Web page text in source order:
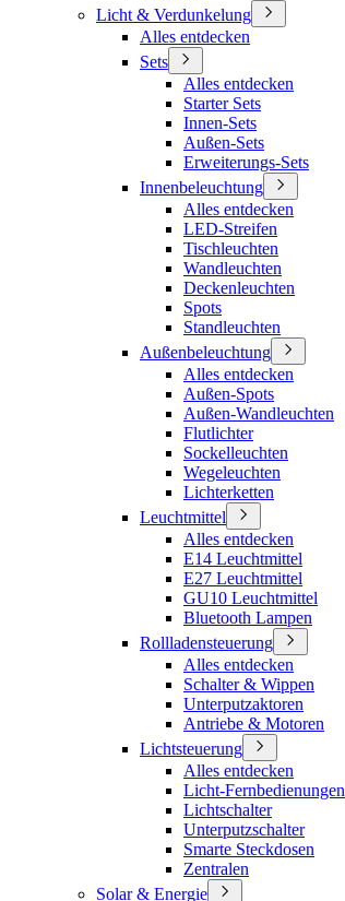
Licht & Verdunkelung
Alles entdecken
Sets
Alles entdecken
Starter Sets
Innen-Sets
Außen-Sets
Erweiterungs-Sets
Innenbeleuchtung
Alles entdecken
LED-Streifen
Tischleuchten
Wandleuchten
Deckenleuchten
Spots
Standleuchten
Außenbeleuchtung
Alles entdecken
Außen-Spots
Außen-Wandleuchten
Flutlichter
Sockelleuchten
Wegeleuchten
Lichterketten
Leuchtmittel
Alles entdecken
E14 Leuchtmittel
E27 Leuchtmittel
GU10 Leuchtmittel
Bluetooth Lampen
Rollladensteuerung
Alles entdecken
Schalter & Wippen
Unterputzaktoren
Antriebe & Motoren
Lichtsteuerung
Alles entdecken
Licht-Fernbedienungen
Lichtschalter
Unterputzschalter
Smarte Steckdosen
Zentralen
Solar & Energie